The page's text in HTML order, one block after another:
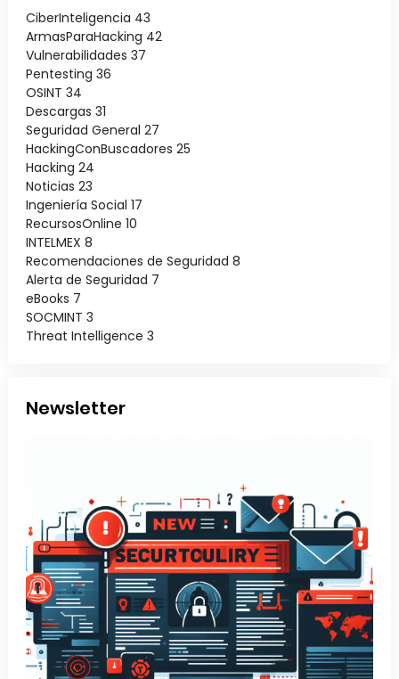
CiberInteligencia 43
ArmasParaHacking 42
Vulnerabilidades 37
Pentesting 36
OSINT 34
Descargas 31
Seguridad General 27
HackingConBuscadores 25
Hacking 24
Noticias 23
Ingeniería Social 17
RecursosOnline 10
INTELMEX 8
Recomendaciones de Seguridad 8
Alerta de Seguridad 7
eBooks 7
SOCMINT 3
Threat Intelligence 3
Newsletter